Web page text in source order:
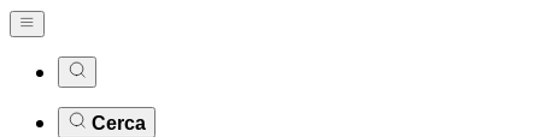
Cerca